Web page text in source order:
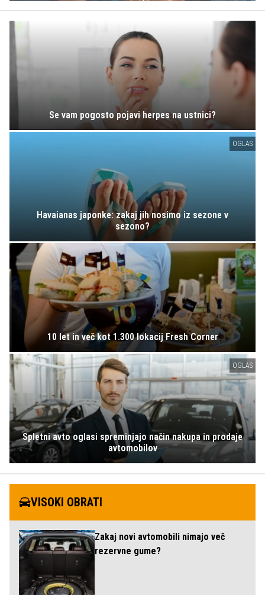
Se vam pogosto pojavi herpes na ustnici?
OGLAS
Havaianas japonke: zakaj jih nosimo iz sezone v
sezono?
10 let in več kot 1.300 lokacij Fresh Corner
OGLAS
Spletni avto oglasi spreminjajo način nakupa in prodaje
avtomobilov
VISOKI OBRATI
Zakaj novi avtomobili nimajo več
rezervne gume?